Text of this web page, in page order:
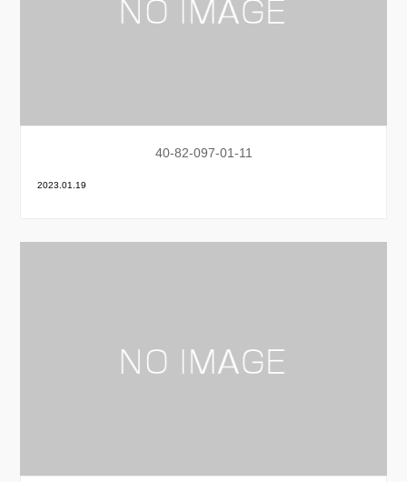
40-82-097-01-11
2023.01.19